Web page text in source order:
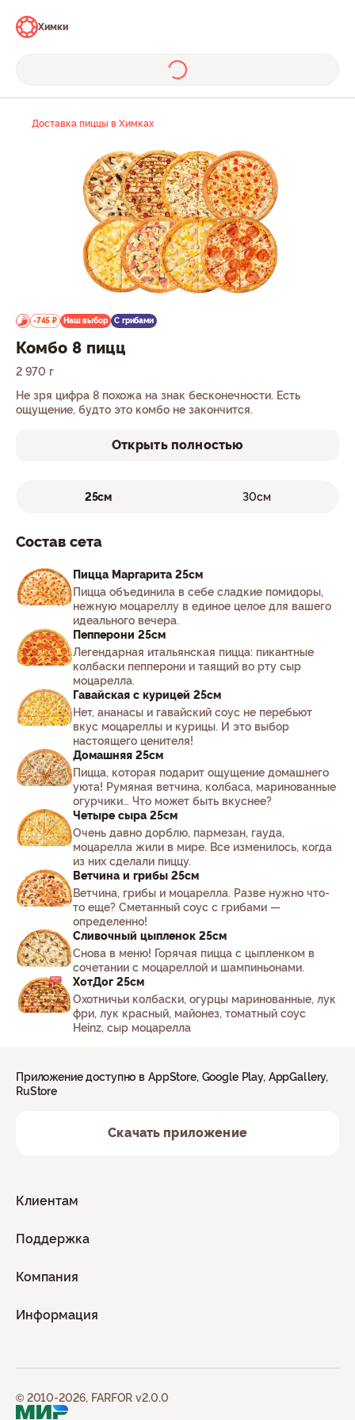
Химки
Доставка пиццы в Химках
-745 ₽ Наш выбор С грибами
Комбо 8 пицц
2 970 г
Не зря цифра 8 похожа на знак бесконечности. Есть
ощущение, будто это комбо не закончится.
Открыть полностью
25см 30см
Состав сета
Пицца Маргарита 25см
Пицца объединила в себе сладкие помидоры,
нежную моцареллу в единое целое для вашего
идеального вечера.
Пепперони 25см
Легендарная итальянская пицца: пикантные
колбаски пепперони и таящий во рту сыр
моцарелла.
Гавайская с курицей 25см
Нет, ананасы и гавайский соус не перебьют
вкус моцареллы и курицы. И это выбор
настоящего ценителя!
Домашняя 25см
Пицца, которая подарит ощущение домашнего
уюта! Румяная ветчина, колбаса, маринованные
огурчики… Что может быть вкуснее?
Четыре сыра 25см
Очень давно дорблю, пармезан, гауда,
моцарелла жили в мире. Все изменилось, когда
из них сделали пиццу.
Ветчина и грибы 25см
Ветчина, грибы и моцарелла. Разве нужно что-
то еще? Сметанный соус с грибами —
определенно!
Сливочный цыпленок 25см
Снова в меню! Горячая пицца с цыпленком в
сочетании с моцареллой и шампиньонами.
ХотДог 25см
Охотничьи колбаски, огурцы маринованные, лук
фри, лук красный, майонез, томатный соус
Heinz, сыр моцарелла
Клиентам
Поддержка
Компания
Информация
Приложение доступно в AppStore, Google Play, AppGallery,
RuStore
Скачать приложение
© 2010-2026, FARFOR v2.0.0